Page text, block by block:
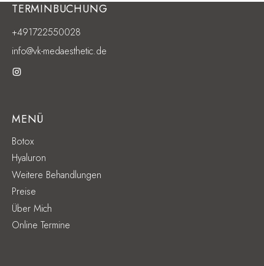
TERMINBUCHUNG
+491722550028
info@vk-medaesthetic.de
MENÜ
Botox
Hyaluron
Weitere Behandlungen
Preise
Über Mich
Online Termine